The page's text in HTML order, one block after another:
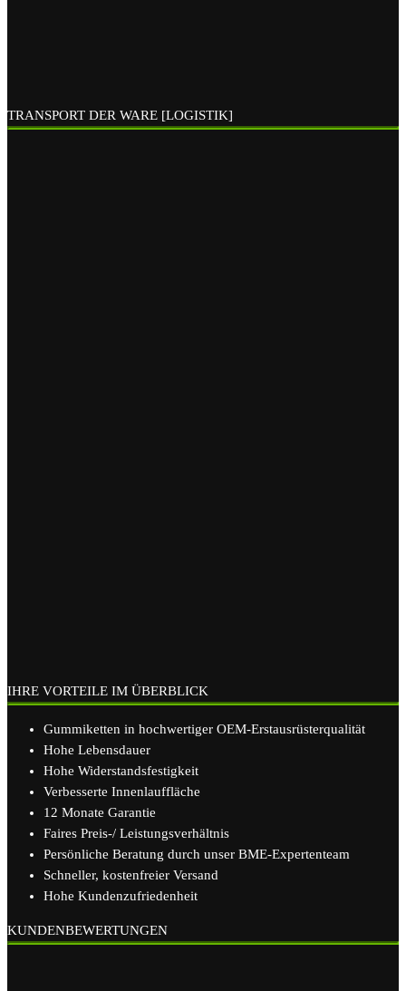
TRANSPORT DER WARE [LOGISTIK]
IHRE VORTEILE IM ÜBERBLICK
Gummiketten in hochwertiger OEM-Erstausrüsterqualität
Hohe Lebensdauer
Hohe Widerstandsfestigkeit
Verbesserte Innenlauffläche
12 Monate Garantie
Faires Preis-/ Leistungsverhältnis
Persönliche Beratung durch unser BME-Expertenteam
Schneller, kostenfreier Versand
Hohe Kundenzufriedenheit
KUNDENBEWERTUNGEN